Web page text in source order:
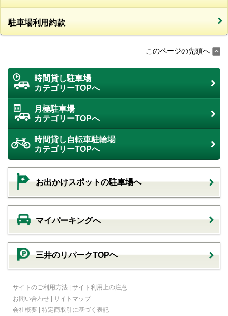
駐車場利用約款
このページの先頭へ
時間貸し駐車場
カテゴリーTOPへ
月極駐車場
カテゴリーTOPへ
時間貸し自転車駐輪場
カテゴリーTOPへ
お出かけスポットの駐車場へ
マイパーキングへ
三井のリパークTOPヘ
サイトのご利用方法 | サイト利用上の注意
お問い合わせ | サイトマップ
会社概要 | 特定商取引に基づく表記